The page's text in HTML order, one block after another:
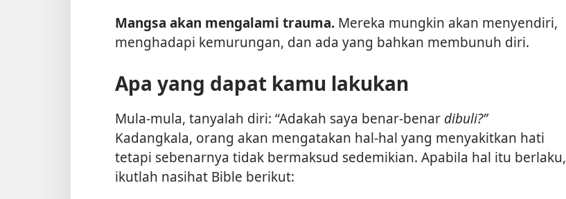
Mangsa akan mengalami trauma. Mereka mungkin akan menyendiri,
menghadapi kemurungan, dan ada yang bahkan membunuh diri.
Apa yang dapat kamu lakukan
Mula-mula, tanyalah diri: “Adakah saya benar-benar dibuli?”
Kadangkala, orang akan mengatakan hal-hal yang menyakitkan hati
tetapi sebenarnya tidak bermaksud sedemikian. Apabila hal itu berlaku,
ikutlah nasihat Bible berikut: